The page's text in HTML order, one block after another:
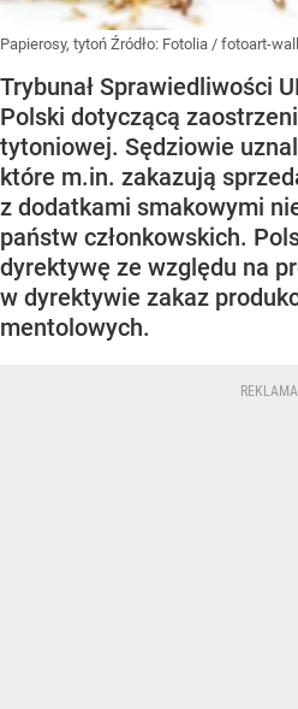
Papierosy, tytoń Źródło: Fotolia / fotoart-
Trybunał Sprawiedliwości
Polski dotyczącą
tytoniowej. Sędziowie
które m.in. zakazują
z dodatkami smakowymi
państw członkowskich.
dyrektywę ze względu na
w dyrektywie zakaz
mentolowych.